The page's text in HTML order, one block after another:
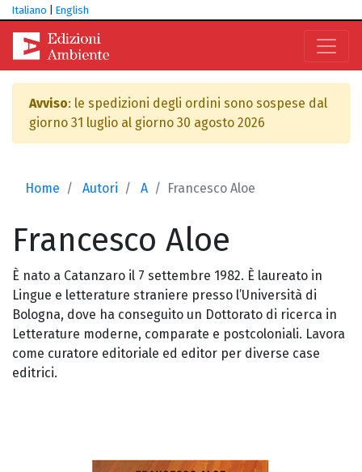
Italiano English
Avviso: le spedizioni degli ordini sono sospese dal
giorno 31 luglio al giorno 30 agosto 2026
Home Autori A Francesco Aloe
Francesco Aloe
È nato a Catanzaro il 7 settembre 1982. È laureato in
Lingue e letterature straniere presso l’Università di
Bologna, dove ha conseguito un Dottorato di ricerca in
Letterature moderne, comparate e postcoloniali. Lavora
come curatore editoriale ed editor per diverse case
editrici.